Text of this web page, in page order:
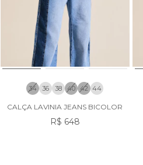
34 36 38 40 42 44
CALÇA LAVINIA JEANS BICOLOR
R$ 648